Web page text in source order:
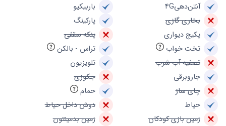
آنتن‌دهی4G
باربیکیو
بخاری گازی
پارکینگ
پکیج دیواری
پنکه سقفی
تخت خواب
تراس - بالکن
تصفیه آب شرب
تلویزیون
جاروبرقی
جکوزی
چای ساز
حمام
حیاط
دوش داخل حیاط
زمین بازی کودکان
زمین بدمینتون